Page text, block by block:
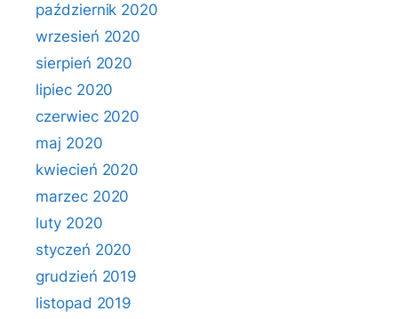
październik 2020
wrzesień 2020
sierpień 2020
lipiec 2020
czerwiec 2020
maj 2020
kwiecień 2020
marzec 2020
luty 2020
styczeń 2020
grudzień 2019
listopad 2019